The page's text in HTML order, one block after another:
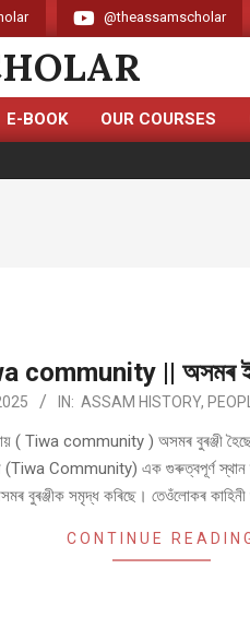
@theassamscholar
E-BOOK OUR COURSES
community || অসমৰ
IN: ASSAM HISTORY,
( Tiwa community ) অসমৰ বুৰঞ্জী
(Tiwa Community) এক গুৰুত্বপূৰ্ণ
বুৰঞ্জীক সমৃদ্ধ কৰিছে। তেওঁলোকৰ
CONTINUE